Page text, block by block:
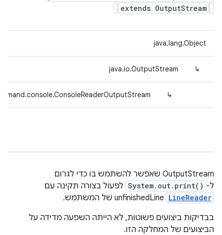
extends OutputStream
java.lang.Object
↳
java.io.OutputStream
↳
‫OutputStream שאפשר להשתמש בו כדי לגרום
ל- System.out.print() לפעול בצורה תקינה עם
LineReader
בבדיקות ביצועים פשוטות, לא הייתה השפעה מדידה על
הביצועים של המחלקה הזו.